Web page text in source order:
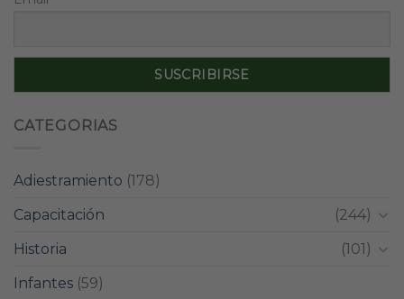
CATEGORIAS
Adiestramiento (178)
Capacitación
(244)
Historia
(101)
Infantes (59)